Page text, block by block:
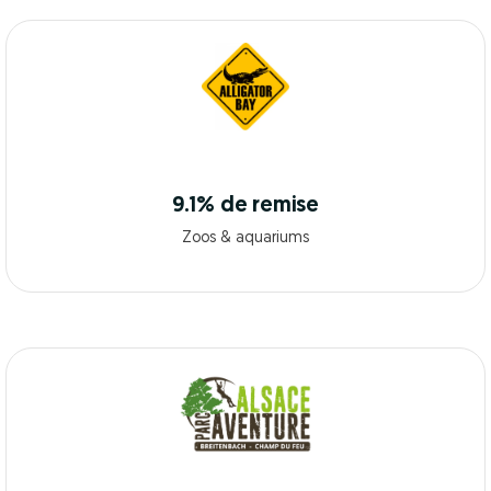
9.1% de remise
Zoos & aquariums